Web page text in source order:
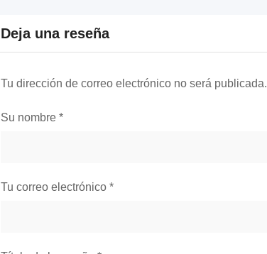
Deja una reseña
Tu dirección de correo electrónico no será publicada.
Su nombre *
Tu correo electrónico *